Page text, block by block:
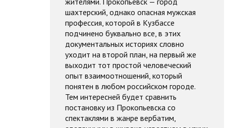
шахтерский, однако опасная мужская
профессия, которой в Кузбассе
подчинено буквально все, в этих
документальных историях словно
уходит на второй план, на первый же
выходит тот простой человеческий
опыт взаимоотношений, который
понятен в любом российском городе.
Тем интересней будет сравнить
постановку из Прокопьевска со
спектаклями в жанре вербатим,